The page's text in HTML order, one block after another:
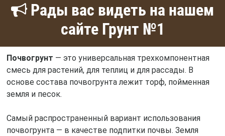
Рады вас видеть на нашем
сайте Грунт №1
Почвогрунт — это универсальная трехкомпонентная
смесь для растений, для теплиц и для рассады. В
основе состава почвогрунта лежит торф, пойменная
земля и песок.
Самый распространенный вариант использования
почвогрунта — в качестве подпитки почвы. Земля